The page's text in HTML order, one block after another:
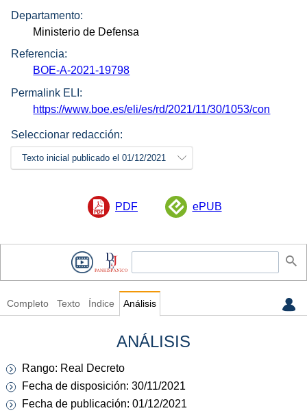
Departamento:
Ministerio de Defensa
Referencia:
BOE-A-2021-19798
Permalink ELI:
https://www.boe.es/eli/es/rd/2021/11/30/1053/con
Seleccionar redacción:
Texto inicial publicado el 01/12/2021
PDF ePUB
Completo Texto Índice Análisis
ANÁLISIS
Rango: Real Decreto
Fecha de disposición: 30/11/2021
Fecha de publicación: 01/12/2021